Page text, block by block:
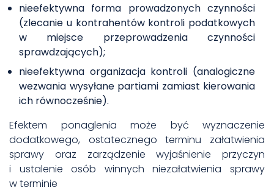
nieefektywna forma prowadzonych czynności
(zlecanie u kontrahentów kontroli podatkowych
w miejsce przeprowadzenia czynności
sprawdzających);
nieefektywna organizacja kontroli (analogiczne
wezwania wysyłane partiami zamiast kierowania
ich równocześnie).
Efektem ponaglenia może być wyznaczenie
dodatkowego, ostatecznego terminu załatwienia
sprawy oraz zarządzenie wyjaśnienie przyczyn
i ustalenie osób winnych niezałatwienia sprawy
w terminie